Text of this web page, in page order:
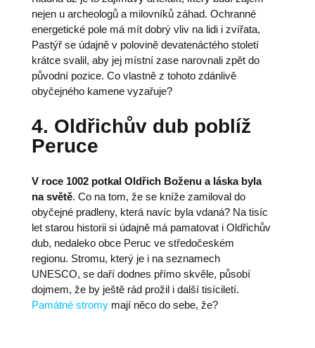
nejen u archeologů a milovníků záhad. Ochranné
energetické pole má mít dobrý vliv na lidi i zvířata,
Pastýř se údajně v polovině devatenáctého století
krátce svalil, aby jej místní zase narovnali zpět do
původní pozice. Co vlastně z tohoto zdánlivě
obyčejného kamene vyzařuje?
4. Oldřichův dub poblíž
Peruce
V roce 1002 potkal Oldřich Boženu a láska byla
na světě. Co na tom, že se kníže zamiloval do
obyčejné pradleny, která navíc byla vdaná? Na tisíc
let starou historii si údajně má pamatovat i Oldřichův
dub, nedaleko obce Peruc ve středočeském
regionu. Stromu, který je i na seznamech
UNESCO, se daří dodnes přímo skvěle, působí
dojmem, že by ještě rád prožil i další tisíciletí.
Památné stromy mají něco do sebe, že?